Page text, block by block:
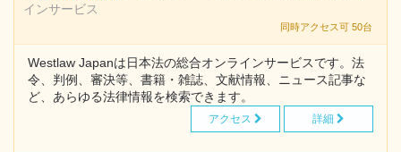
インサービス
同時アクセス可 50台
Westlaw Japanは日本法の総合オンラインサービスです。法
令、判例、審決等、書籍・雑誌、文献情報、ニュース記事な
ど、あらゆる法律情報を検索できます。
アクセス 詳細